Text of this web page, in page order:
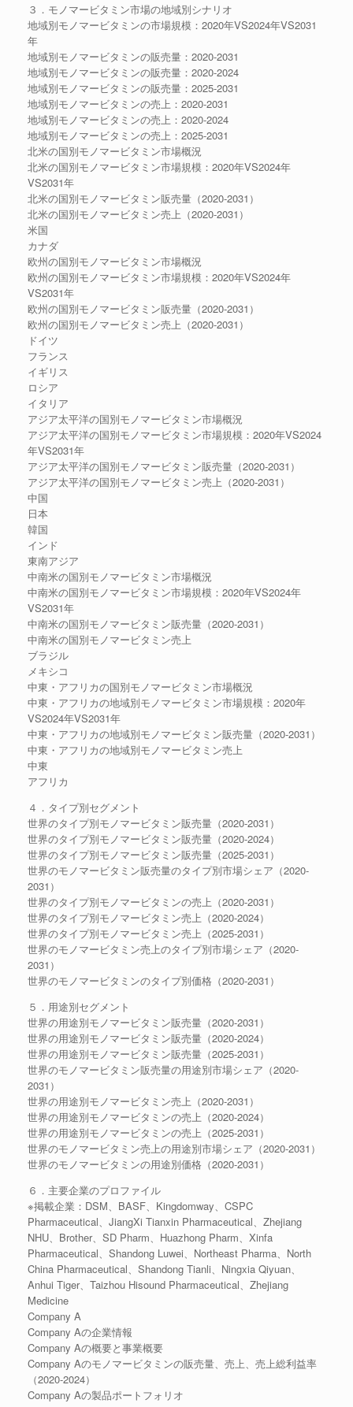
３．モノマービタミン市場の地域別シナリオ
地域別モノマービタミンの市場規模：2020年VS2024年VS2031
年
地域別モノマービタミンの販売量：2020-2031
地域別モノマービタミンの販売量：2020-2024
地域別モノマービタミンの販売量：2025-2031
地域別モノマービタミンの売上：2020-2031
地域別モノマービタミンの売上：2020-2024
地域別モノマービタミンの売上：2025-2031
北米の国別モノマービタミン市場概況
北米の国別モノマービタミン市場規模：2020年VS2024年
VS2031年
北米の国別モノマービタミン販売量（2020-2031）
北米の国別モノマービタミン売上（2020-2031）
米国
カナダ
欧州の国別モノマービタミン市場概況
欧州の国別モノマービタミン市場規模：2020年VS2024年
VS2031年
欧州の国別モノマービタミン販売量（2020-2031）
欧州の国別モノマービタミン売上（2020-2031）
ドイツ
フランス
イギリス
ロシア
イタリア
アジア太平洋の国別モノマービタミン市場概況
アジア太平洋の国別モノマービタミン市場規模：2020年VS2024
年VS2031年
アジア太平洋の国別モノマービタミン販売量（2020-2031）
アジア太平洋の国別モノマービタミン売上（2020-2031）
中国
日本
韓国
インド
東南アジア
中南米の国別モノマービタミン市場概況
中南米の国別モノマービタミン市場規模：2020年VS2024年
VS2031年
中南米の国別モノマービタミン販売量（2020-2031）
中南米の国別モノマービタミン売上
ブラジル
メキシコ
中東・アフリカの国別モノマービタミン市場概況
中東・アフリカの地域別モノマービタミン市場規模：2020年
VS2024年VS2031年
中東・アフリカの地域別モノマービタミン販売量（2020-2031）
中東・アフリカの地域別モノマービタミン売上
中東
アフリカ
４．タイプ別セグメント
世界のタイプ別モノマービタミン販売量（2020-2031）
世界のタイプ別モノマービタミン販売量（2020-2024）
世界のタイプ別モノマービタミン販売量（2025-2031）
世界のモノマービタミン販売量のタイプ別市場シェア（2020-
2031）
世界のタイプ別モノマービタミンの売上（2020-2031）
世界のタイプ別モノマービタミン売上（2020-2024）
世界のタイプ別モノマービタミン売上（2025-2031）
世界のモノマービタミン売上のタイプ別市場シェア（2020-
2031）
世界のモノマービタミンのタイプ別価格（2020-2031）
５．用途別セグメント
世界の用途別モノマービタミン販売量（2020-2031）
世界の用途別モノマービタミン販売量（2020-2024）
世界の用途別モノマービタミン販売量（2025-2031）
世界のモノマービタミン販売量の用途別市場シェア（2020-
2031）
世界の用途別モノマービタミン売上（2020-2031）
世界の用途別モノマービタミンの売上（2020-2024）
世界の用途別モノマービタミンの売上（2025-2031）
世界のモノマービタミン売上の用途別市場シェア（2020-2031）
世界のモノマービタミンの用途別価格（2020-2031）
６．主要企業のプロファイル
※掲載企業：DSM、BASF、Kingdomway、CSPC
Pharmaceutical、JiangXi Tianxin Pharmaceutical、Zhejiang
NHU、Brother、SD Pharm、Huazhong Pharm、Xinfa
Pharmaceutical、Shandong Luwei、Northeast Pharma、North
China Pharmaceutical、Shandong Tianli、Ningxia Qiyuan、
Anhui Tiger、Taizhou Hisound Pharmaceutical、Zhejiang
Medicine
Company A
Company Aの企業情報
Company Aの概要と事業概要
Company Aのモノマービタミンの販売量、売上、売上総利益率
（2020-2024）
Company Aの製品ポートフォリオ